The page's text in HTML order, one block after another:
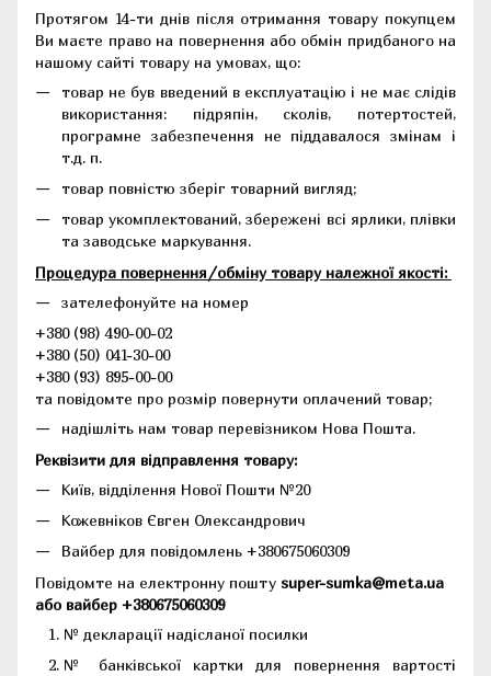
Протягом 14-ти днів після отримання товару покупцем
Ви маєте право на повернення або обмін придбаного на
нашому сайті товару на умовах, що:
товар не був введений в експлуатацію і не має слідів
використання: підряпін, сколів, потертостей,
програмне забезпечення не піддавалося змінам і
т.д. п.
товар повністю зберіг товарний вигляд;
товар укомплектований, збережені всі ярлики, плівки
та заводське маркування.
Процедура повернення/обміну товару належної якості:
зателефонуйте на номер
+380 (98) 490-00-02
+380 (50) 041-30-00
+380 (93) 895-00-00
та повідомте про розмір повернути оплачений товар;
надішліть нам товар перевізником Нова Пошта.
Реквізити для відправлення товару:
Київ, відділення Нової Пошти №20
Кожевніков Євген Олександрович
Вайбер для повідомлень +380675060309
Повідомте на електронну пошту super-sumka@meta.ua
або вайбер +380675060309
№ декларації надісланої посилки
№ банківської картки для повернення вартості